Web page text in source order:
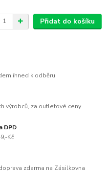
Přidat do košíku
ihned k odběru
výrobců, za outletové ceny
DPD
Kč
zdarma na Zásilkovna